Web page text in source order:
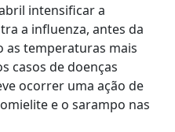
intensificar a
a influenza, antes da
as temperaturas mais
casos de doenças
ocorrer uma ação de
e o sarampo nas